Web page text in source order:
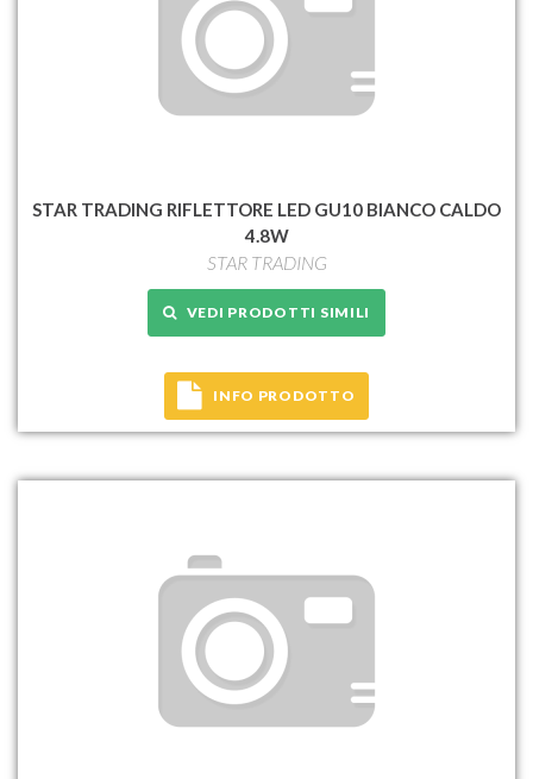
STAR TRADING RIFLETTORE LED GU10 BIANCO CALDO
4.8W
STAR TRADING
VEDI PRODOTTI SIMILI
INFO PRODOTTO